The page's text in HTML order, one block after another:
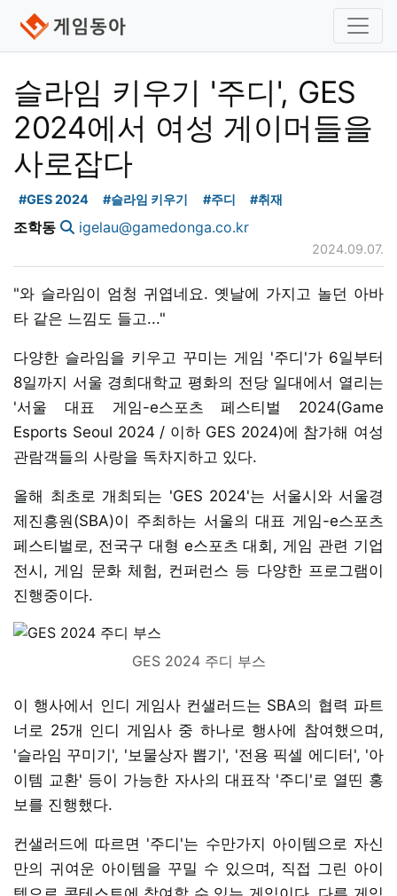
슬라임 키우기 '주디', GES
2024에서 여성 게이머들을
사로잡다
#GES 2024 #슬라임 키우기 #주디 #취재
조학동 igelau@gamedonga.co.kr
2024.09.07.
"와 슬라임이 엄청 귀엽네요. 옛날에 가지고 놀던 아바
타 같은 느낌도 들고..."
다양한 슬라임을 키우고 꾸미는 게임 '주디'가 6일부터
8일까지 서울 경희대학교 평화의 전당 일대에서 열리는
'서울 대표 게임-e스포츠 페스티벌 2024(Game
Esports Seoul 2024 / 이하 GES 2024)에 참가해 여성
관람객들의 사랑을 독차지하고 있다.
올해 최초로 개최되는 'GES 2024'는 서울시와 서울경
제진흥원(SBA)이 주최하는 서울의 대표 게임-e스포츠
페스티벌로, 전국구 대형 e스포츠 대회, 게임 관련 기업
전시, 게임 문화 체험, 컨퍼런스 등 다양한 프로그램이
진행중이다.
GES 2024 주디 부스
이 행사에서 인디 게임사 컨샐러드는 SBA의 협력 파트
너로 25개 인디 게임사 중 하나로 행사에 참여했으며,
'슬라임 꾸미기', '보물상자 뽑기', '전용 픽셀 에디터', '아
이템 교환' 등이 가능한 자사의 대표작 '주디'로 열띤 홍
보를 진행했다.
컨샐러드에 따르면 '주디'는 수만가지 아이템으로 자신
만의 귀여운 아이템을 꾸밀 수 있으며, 직접 그린 아이